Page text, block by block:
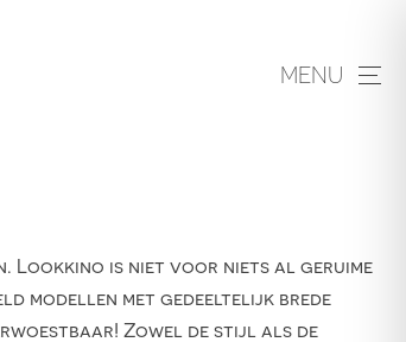
MENU
Lookkino is niet voor niets al geruime
modellen met gedeeltelijk brede
Zowel de stijl als de